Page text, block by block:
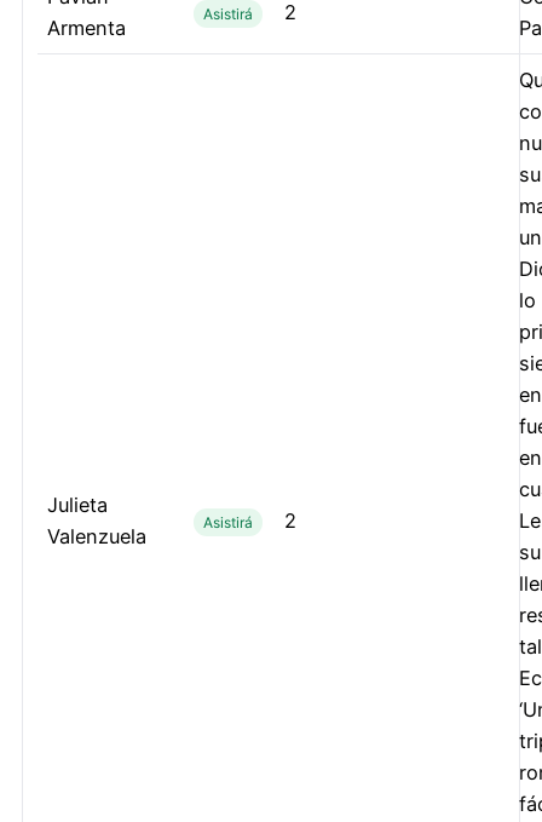
Armenta
Asistirá 2
Julieta
Valenzuela
Asistirá 2
lo